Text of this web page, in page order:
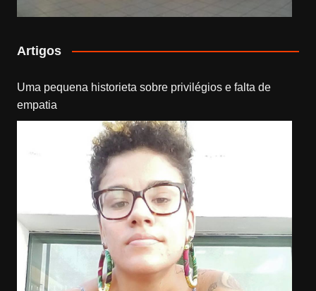
Artigos
Uma pequena historieta sobre privilégios e falta de
empatia